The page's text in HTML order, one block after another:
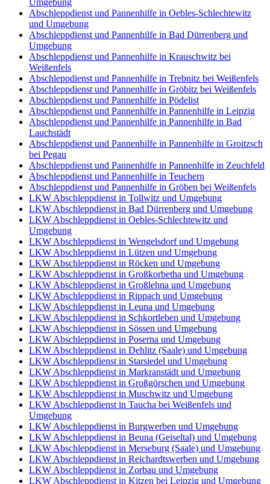
Umgebung
Abschleppdienst und Pannenhilfe in Oebles-Schlechtewitz
und Umgebung
Abschleppdienst und Pannenhilfe in Bad Dürrenberg und
Umgebung
Abschleppdienst und Pannenhilfe in Krauschwitz bei
Weißenfels
Abschleppdienst und Pannenhilfe in Trebnitz bei Weißenfels
Abschleppdienst und Pannenhilfe in Gröbitz bei Weißenfels
Abschleppdienst und Pannenhilfe in Pödelist
Abschleppdienst und Pannenhilfe in Pannenhilfe in Leipzig
Abschleppdienst und Pannenhilfe in Pannenhilfe in Bad
Lauchstädt
Abschleppdienst und Pannenhilfe in Pannenhilfe in Groitzsch
bei Pegau
Abschleppdienst und Pannenhilfe in Pannenhilfe in Zeuchfeld
Abschleppdienst und Pannenhilfe in Teuchern
Abschleppdienst und Pannenhilfe in Gröben bei Weißenfels
LKW Abschleppdienst in Tollwitz und Umgebung
LKW Abschleppdienst in Bad Dürrenberg und Umgebung
LKW Abschleppdienst in Oebles-Schlechtewitz und
Umgebung
LKW Abschleppdienst in Wengelsdorf und Umgebung
LKW Abschleppdienst in Lützen und Umgebung
LKW Abschleppdienst in Röcken und Umgebung
LKW Abschleppdienst in Großkorbetha und Umgebung
LKW Abschleppdienst in Großlehna und Umgebung
LKW Abschleppdienst in Rippach und Umgebung
LKW Abschleppdienst in Leuna und Umgebung
LKW Abschleppdienst in Schkortleben und Umgebung
LKW Abschleppdienst in Sössen und Umgebung
LKW Abschleppdienst in Poserna und Umgebung
LKW Abschleppdienst in Dehlitz (Saale) und Umgebung
LKW Abschleppdienst in Starsiedel und Umgebung
LKW Abschleppdienst in Markranstädt und Umgebung
LKW Abschleppdienst in Großgörschen und Umgebung
LKW Abschleppdienst in Muschwitz und Umgebung
LKW Abschleppdienst in Taucha bei Weißenfels und
Umgebung
LKW Abschleppdienst in Burgwerben und Umgebung
LKW Abschleppdienst in Beuna (Geiseltal) und Umgebung
LKW Abschleppdienst in Merseburg (Saale) und Umgebung
LKW Abschleppdienst in Reichardtswerben und Umgebung
LKW Abschleppdienst in Zorbau und Umgebung
LKW Abschleppdienst in Kitzen bei Leipzig und Umgebung